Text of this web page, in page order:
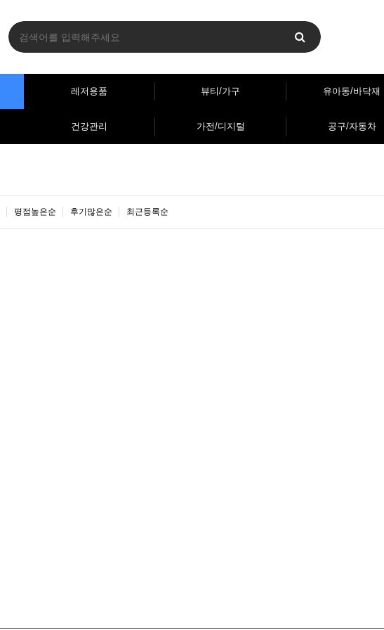
레저용품 뷰티/가구 유아동/바닥재
건강관리 가전/디지털 공구/자동차
평점높은순 후기많은순 최근등록순